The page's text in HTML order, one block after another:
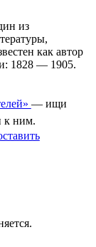
из
как автор
1828 — 1905.
— ищи
к ним.